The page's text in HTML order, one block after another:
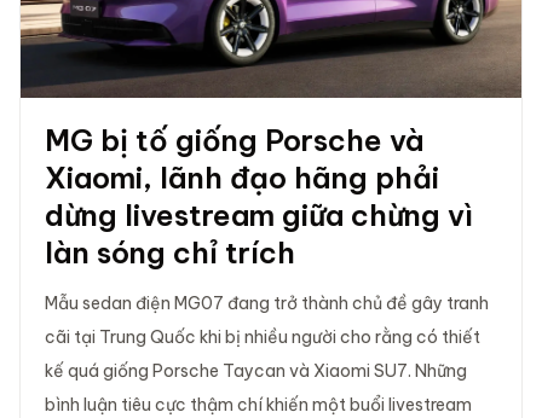
MG bị tố giống Porsche và
Xiaomi, lãnh đạo hãng phải
dừng livestream giữa chừng vì
làn sóng chỉ trích
Mẫu sedan điện MG07 đang trở thành chủ đề gây tranh
cãi tại Trung Quốc khi bị nhiều người cho rằng có thiết
kế quá giống Porsche Taycan và Xiaomi SU7. Những
bình luận tiêu cực thậm chí khiến một buổi livestream